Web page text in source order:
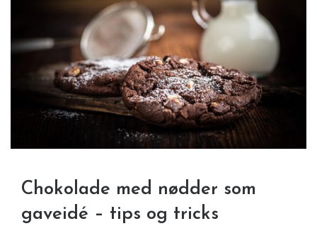
Chokolade med nødder som
gaveidé – tips og tricks